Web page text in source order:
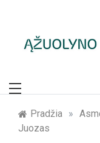
Pradžia »
Juozas